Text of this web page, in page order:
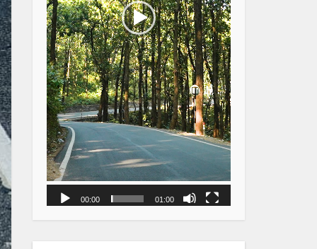
00:00 01:00